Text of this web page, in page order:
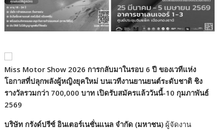
Miss Motor Show 2026 การกลับมาในรอบ 6 ปี ของเวทีแห่ง
โอกาสที่ปลุกพลังผู้หญิงยุคใหม่ บนเวทีงานยานยนต์ระดับชาติ ชิง
รางวัลรวมกว่า 700,000 บาท เปิดรับสมัครแล้ววันนี้-10 กุมภาพันธ์
2569
บริษัท กรังด์ปรีซ์ อินเตอร์เนชั่นแนล จำกัด (มหาชน) ผู้จัดงาน